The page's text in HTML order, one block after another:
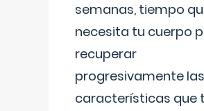
semanas, tiempo
necesita tu cuerpo
recuperar
progresivamente las
características que